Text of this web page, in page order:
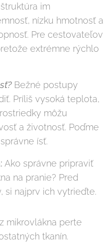
im
nízku hmotnosť a
Pre cestovateľov
extrémne rýchlo
Bežné postupy
Príliš vysoká teplota,
môžu
a životnosť. Poďme
ísť.
Ako správne pripraviť
na pranie? Pred
si najprv ich vytrieďte.
mikrovlákna perte
tkanín.